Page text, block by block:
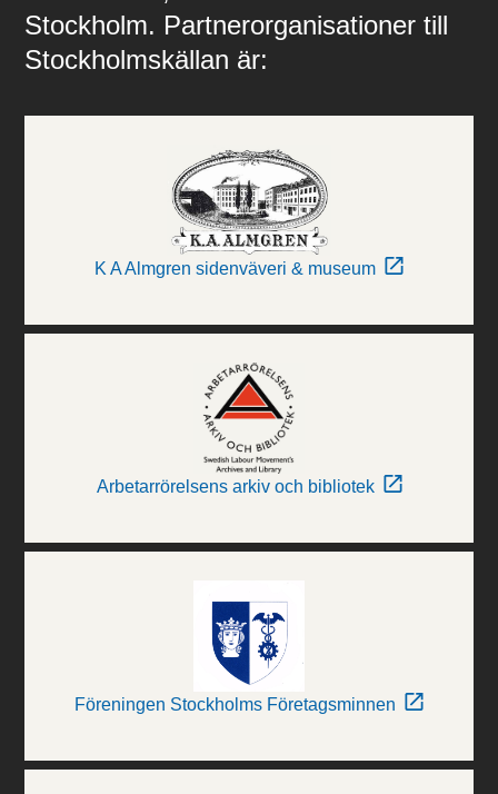
Stockholm. Partnerorganisationer till
Stockholmskällan är:
K A Almgren sidenväveri & museum
Arbetarrörelsens arkiv och bibliotek
Föreningen Stockholms Företagsminnen